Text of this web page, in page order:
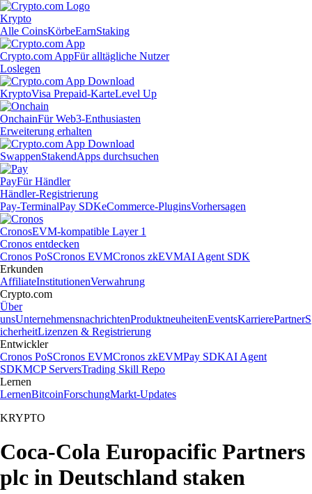
Krypto
Alle CoinsKörbeEarnStaking
Crypto.com AppFür alltägliche Nutzer
Loslegen
KryptoVisa Prepaid-KarteLevel Up
OnchainFür Web3-Enthusiasten
Erweiterung erhalten
SwappenStakendApps durchsuchen
PayFür Händler
Händler-Registrierung
Pay-TerminalPay SDKeCommerce-PluginsVorhersagen
CronosEVM-kompatible Layer 1
Cronos entdecken
Cronos PoSCronos EVMCronos zkEVMAI Agent SDK
Erkunden
AffiliateInstitutionenVerwahrung
Crypto.com
Über
unsUnternehmensnachrichtenProduktneuheitenEventsKarrierePartnerS
icherheitLizenzen & Registrierung
Entwickler
Cronos PoSCronos EVMCronos zkEVMPay SDKAI Agent
SDKMCP ServersTrading Skill Repo
Lernen
LernenBitcoinForschungMarkt-Updates
KRYPTO
Coca-Cola Europacific Partners
plc in Deutschland staken